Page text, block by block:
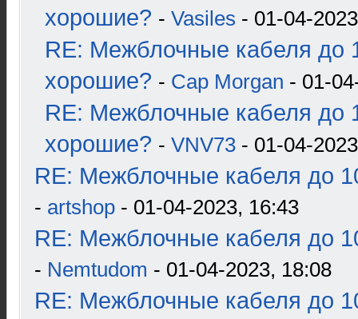
хорошие? - Vasiles - 01-04-
RE: Межблочные кабеля до
хорошие? - Cap Morgan - 01-
RE: Межблочные кабеля до
хорошие? - VNV73 - 01-04-
RE: Межблочные кабеля до
- artshop - 01-04-2023, 16:43
RE: Межблочные кабеля до
- Nemtudom - 01-04-2023, 18:08
RE: Межблочные кабеля до